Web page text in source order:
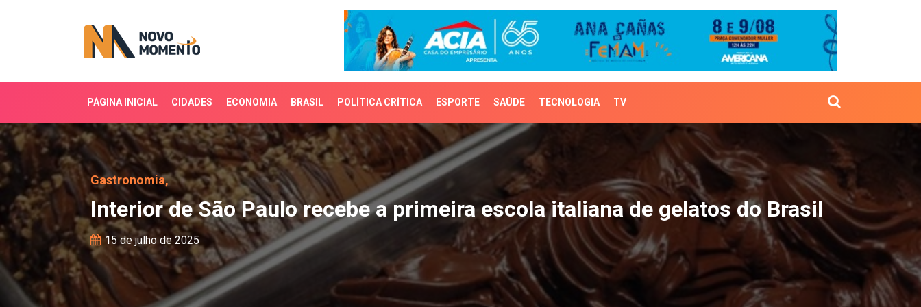
PÁGINA INICIAL CIDADES ECONOMIA BRASIL POLÍTICA CRÍTICA ESPORTE SAÚDE TECNOLOGIA TV
Interior de São Paulo recebe a primeira escola italiana de gelatos do
Gastronomia,
Interior de São Paulo recebe a primeira escola italiana de gelatos do Brasil
15 de julho de 2025